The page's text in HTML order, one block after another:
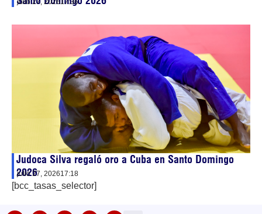
julio 27, 202617:36
Judoca Silva regaló oro a Cuba en Santo Domingo
2026
julio 27, 202617:18
[bcc_tasas_selector]